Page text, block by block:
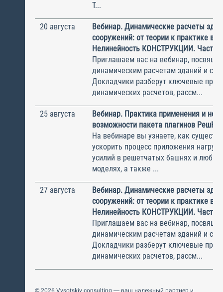
Т...
20 августа
Вебинар. Динамические расчеты
сооружений: от теории к практике в
Нелинейность КОНСТРУКЦИИ. Часть 1
Приглашаем вас на вебинар,
динамическим расчетам зданий и
Докладчики разберут ключевые
динамических расчетов, рассм...
25 августа
Вебинар. Практика применения и
возможности пакета плагинов РешК к
На вебинаре вы узнаете, как
ускорить процесс приложения
усилий в решетчатых башнях и
моделях, а также ...
27 августа
Вебинар. Динамические расчеты
сооружений: от теории к практике в
Нелинейность КОНСТРУКЦИИ. Часть 2
Приглашаем вас на вебинар,
динамическим расчетам зданий и
Докладчики разберут ключевые
динамических расчетов, рассм...
© 2026 Vysotskiy consulting — ваш надежный партнер и